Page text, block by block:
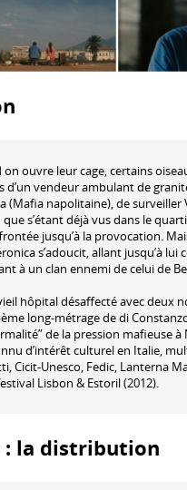
ouvre leur cage, certains
d’un vendeur ambulant de
(Mafia napolitaine), de
que s’étant déjà vus dans le
jusqu’à la provocation.
s’adoucit, allant jusqu’à
à un clan ennemi de celui de
hôpital désaffecté avec deux
long-métrage de di
de la pression mafieuse
d’intérêt culturel en Italie,
Cicit-Unesco, Fedic, Lanterna
Lisbon & Estoril (2012).
la distribution